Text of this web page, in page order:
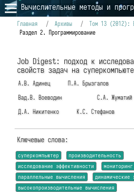
Вычислительные методы и
Главная / Архивы / Том 13 (2012):
Раздел 2. Программирование
Job Digest: подход к
свойств задач на
А.В. Адинец
П.А. Брызгалов
Вад.В. Воеводин
С.А. Жуматий
Д.А. Никитенко
К.С. Стефанов
Ключевые слова:
суперкомпьютер
производительность
исследование эффективности
мониторинг
параллельные вычисления
динамические
высокопроизводительные вычисления